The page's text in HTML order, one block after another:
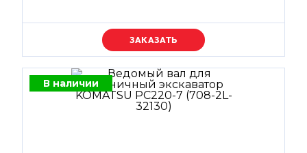
Уточняйте цену
В наличии